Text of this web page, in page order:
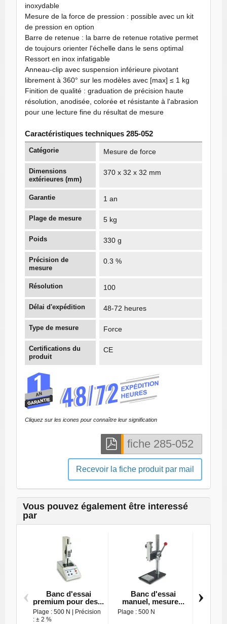
inoxydable
Mesure de la force de pression : possible avec un kit
de pression en option
Barre de retenue : la barre de retenue rotative permet
de toujours orienter l'échelle dans le sens optimal
Ressort en inox infatigable
Anneau-clip avec suspension inférieure pivotant
librement à 360° sur les modèles avec [max] ≤ 1 kg
Finition de qualité : graduation de précision haute
résolution, anodisée, colorée et résistante à l'abrasion
pour une lecture fine du résultat de mesure
Caractéristiques techniques 285-052
Catégorie Mesure de force
Dimensions
extérieures (mm)
370 x 32 x 32 mm
Garantie 1 an
Plage de mesure 5 kg
Poids 330 g
Précision de
mesure
0.3 %
Résolution 100
Délai d'expédition 48-72 heures
Type de mesure Force
Certifications du
produit
CE
Cliquez sur les icones pour connaître leur signification
Recevoir la fiche produit par mail
Vous pouvez également être interessé
par
Banc d'essai
premium pour des...
Plage : 500 N | Précision
: ± 2 %
Banc d'essai
manuel, mesure...
Plage : 500 N
‹ ›